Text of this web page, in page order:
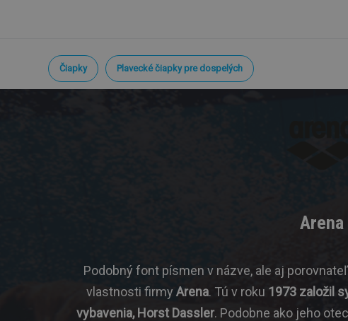
Čiapky Plavecké čiapky pre dospelých
Arena
Podobný font písmen v názve, ale aj
vlastnosti firmy Arena. Tú v roku 1973 založil
vybavenia, Horst Dassler. Podobne ako jeho